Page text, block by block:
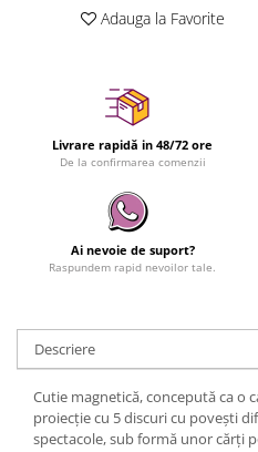
Adauga la Favorite
Livrare rapidă in 48/72 ore
De la confirmarea comenzii
Ai nevoie de suport?
Raspundem rapid nevoilor tale.
Descriere
Cutie magnetică, concepută ca o
proiecție cu 5 discuri cu povești
spectacole, sub formă unor cărți